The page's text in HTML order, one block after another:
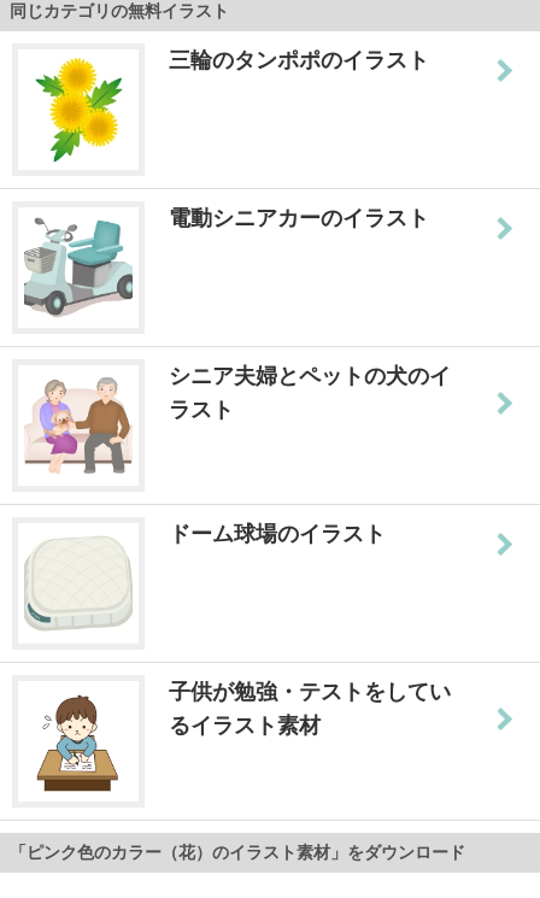
同じカテゴリの無料イラスト
三輪のタンポポのイラスト
電動シニアカーのイラスト
シニア夫婦とペットの犬のイ
ラスト
ドーム球場のイラスト
子供が勉強・テストをしてい
るイラスト素材
「ピンク色のカラー（花）のイラスト素材」をダウンロード